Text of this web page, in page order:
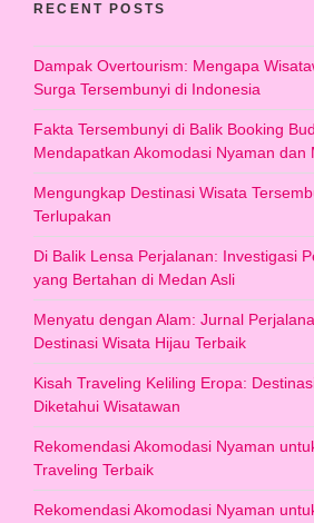
RECENT POSTS
Dampak Overtourism: Mengapa
Surga Tersembunyi di Indonesia
Fakta Tersembunyi di Balik Booking
Mendapatkan Akomodasi Nyaman dan
Mengungkap Destinasi Wisata
Terlupakan
Di Balik Lensa Perjalanan: Investigasi
yang Bertahan di Medan Asli
Menyatu dengan Alam: Jurnal
Destinasi Wisata Hijau Terbaik
Kisah Traveling Keliling Eropa:
Diketahui Wisatawan
Rekomendasi Akomodasi Nyaman
Traveling Terbaik
Rekomendasi Akomodasi Nyaman